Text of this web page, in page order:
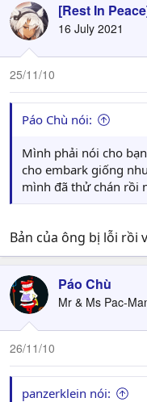
[Rest In
16 July 2021
25/11/10
Páo Chù nói:
Mình phải nói cho
cho embark giống
mình đã thử chán rồi
Bản của ông bị lỗi rồi
Páo Chù
Mr & Ms Pac-
26/11/10
panzerklein nói: